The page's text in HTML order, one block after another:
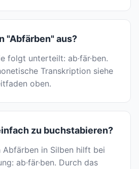
"Abfärben" aus?
folgt unterteilt: ab·fär·ben.
Transkription siehe
oben.
zu buchstabieren?
Abfärben in Silben hilft bei
ab·fär·ben. Durch das